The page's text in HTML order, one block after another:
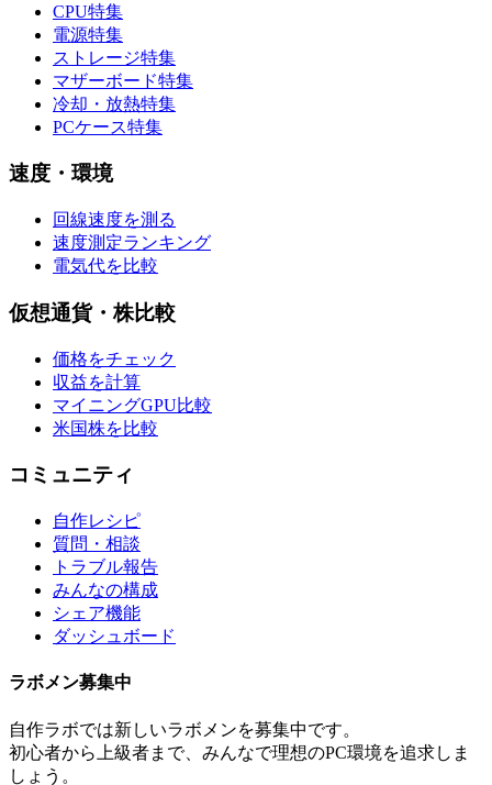
CPU特集
電源特集
ストレージ特集
マザーボード特集
冷却・放熱特集
PCケース特集
速度・環境
回線速度を測る
速度測定ランキング
電気代を比較
仮想通貨・株比較
価格をチェック
収益を計算
マイニングGPU比較
米国株を比較
コミュニティ
自作レシピ
質問・相談
トラブル報告
みんなの構成
シェア機能
ダッシュボード
ラボメン募集中
自作ラボでは新しいラボメンを募集中です。
初心者から上級者まで、みんなで理想のPC環境を追求しま
しょう。